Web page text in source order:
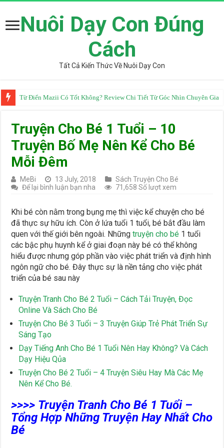
Nuôi Dạy Con Đúng
Cách
Tất Cả Kiến Thức Về Nuôi Dạy Con
Từ Điển Mazii Có Tốt Không? Review Chi Tiết Từ Góc Nhìn Chuyên Gia
Truyện Cho Bé 1 Tuổi – 10
Truyện Bố Mẹ Nên Kể Cho Bé
Mỗi Đêm
MeBi 13 July, 2018
Sách Truyện Cho Bé
Để lại bình luận bạn nha
71,658 Số lượt xem
Khi bé còn nằm trong bụng mẹ thì việc kể chuyện cho bé
đã thực sự hữu ích. Còn ở lứa tuổi 1 tuổi, bé bắt đầu làm
quen với thế giới bên ngoài. Nhữngtruyện cho bé 1 tuổi
các bậc phụ huynh kể ở giai đoạn này bé có thể không
hiểu được nhưng góp phần vào việc phát triển và định hình
ngôn ngữ cho bé. Đây thực sự là nền tảng cho việc phát
triển của bé sau này
Truyện Tranh Cho Bé 2 Tuổi – Cách Tải Truyện, Đọc
Online Và Sách Cho Bé
Truyện Cho Bé 3 Tuổi – 3 Truyện Giúp Trẻ Phát Triển Sự
Sáng Tạo
Dạy Tiếng Anh Cho Bé 1 Tuổi Nên Hay Không? Và Cách
Dạy Hiệu Qủa
Truyện Cho Bé 2 Tuổi – 4 Truyện Siêu Hay Mà Các Mẹ
Nên Kể Cho Bé.
>>>> Truyện Tranh Cho Bé 1 Tuổi –
Tổng Hợp Những Truyện Hay Nhất Cho
Bé